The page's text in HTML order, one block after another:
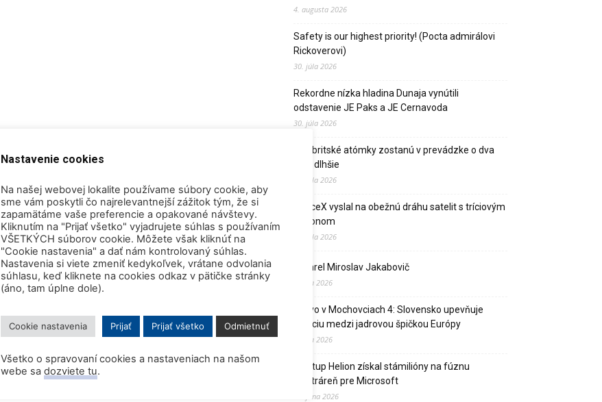
4. augusta 2026
Safety is our highest priority! (Pocta admirálovi
Rickoverovi)
30. júla 2026
Rekordne nízka hladina Dunaja vynútili
odstavenie JE Paks a JE Cernavoda
30. júla 2026
Dve britské atómky zostanú v prevádzke o dva
roky dlhšie
27. júla 2026
SpaceX vyslal na obežnú dráhu satelit s tríciovým
pohonom
13. júla 2026
Zomrel Miroslav Jakabovič
2. júla 2026
Palivo v Mochovciach 4: Slovensko upevňuje
pozíciu medzi jadrovou špičkou Európy
2. júla 2026
Startup Helion získal stámilióny na fúznu
elektráreň pre Microsoft
15. júna 2026
Nastavenie cookies
Na našej webovej lokalite používame súbory cookie, aby
sme vám poskytli čo najrelevantnejší zážitok tým, že si
zapamätáme vaše preferencie a opakované návštevy.
Kliknutím na "Prijať všetko" vyjadrujete súhlas s používaním
VŠETKÝCH súborov cookie. Môžete však kliknúť na
"Cookie nastavenia" a dať nám kontrolovaný súhlas.
Nastavenia si viete zmeniť kedykoľvek, vrátane odvolania
súhlasu, keď kliknete na cookies odkaz v pätičke stránky
(áno, tam úplne dole).
Cookie nastavenia Prijať Prijať všetko Odmietnuť
Všetko o spravovaní cookies a nastaveniach na našom
webe sa dozviete tu.